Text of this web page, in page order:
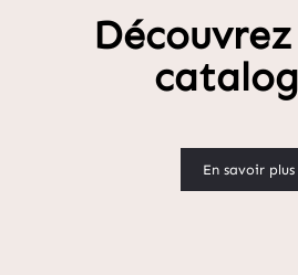
En savoir plus